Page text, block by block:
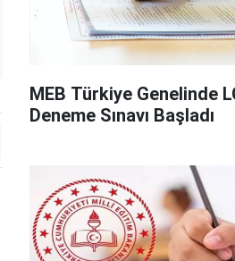
MEB Türkiye Genelinde
Deneme Sınavı Başladı